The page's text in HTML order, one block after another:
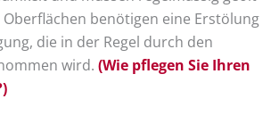
benötigen eine Erstölung
die in der Regel durch den
wird. (Wie pflegen Sie Ihren